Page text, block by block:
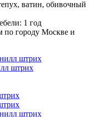
ватин, обивочный
1 год
по городу Москве и
штрих